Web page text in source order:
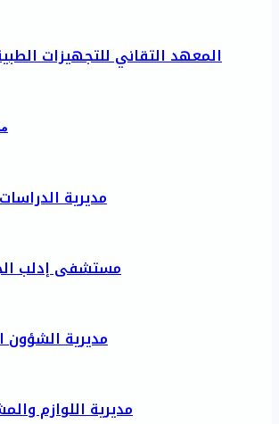
المعهد التقاني للتجهيزات
مديرية
مستشفى إدلب
مديرية الشؤون
مديرية اللوازم